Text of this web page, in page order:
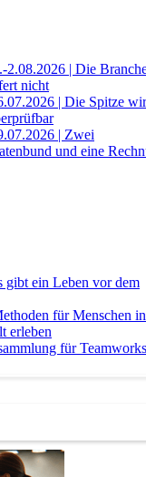
| Die
nicht
| Die Spitze
| Zwei
und eine
gibt ein Leben vor dem
für Menschen in
erleben
für